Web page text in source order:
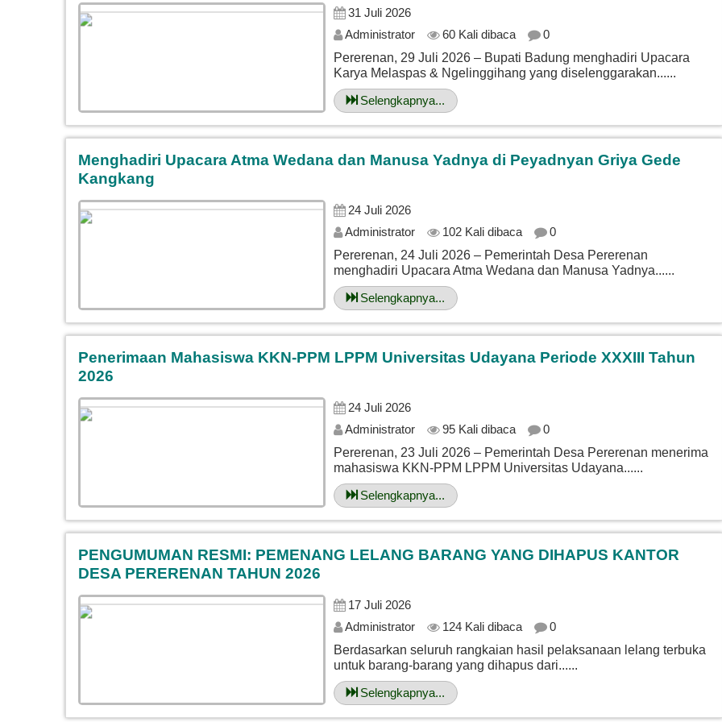
31 Juli 2026
Administrator
60 Kali dibaca
0
Pererenan, 29 Juli 2026 – Bupati Badung menghadiri Upacara
Karya Melaspas & Ngelinggihang yang diselenggarakan......
Selengkapnya...
Menghadiri Upacara Atma Wedana dan Manusa Yadnya di Peyadnyan Griya Gede
Kangkang
24 Juli 2026
Administrator
102 Kali dibaca
0
Pererenan, 24 Juli 2026 – Pemerintah Desa Pererenan
menghadiri Upacara Atma Wedana dan Manusa Yadnya......
Selengkapnya...
Penerimaan Mahasiswa KKN-PPM LPPM Universitas Udayana Periode XXXIII Tahun
2026
24 Juli 2026
Administrator
95 Kali dibaca
0
Pererenan, 23 Juli 2026 – Pemerintah Desa Pererenan menerima
mahasiswa KKN-PPM LPPM Universitas Udayana......
Selengkapnya...
PENGUMUMAN RESMI: PEMENANG LELANG BARANG YANG DIHAPUS KANTOR
DESA PERERENAN TAHUN 2026
17 Juli 2026
Administrator
124 Kali dibaca
0
Berdasarkan seluruh rangkaian hasil pelaksanaan lelang terbuka
untuk barang-barang yang dihapus dari......
Selengkapnya...